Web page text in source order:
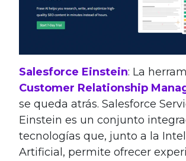
Salesforce Einstein: La
Customer Relationship
se queda atrás. Salesforce
Einstein es un conjunto
tecnologías que, junto a la
Artificial, permite ofrecer